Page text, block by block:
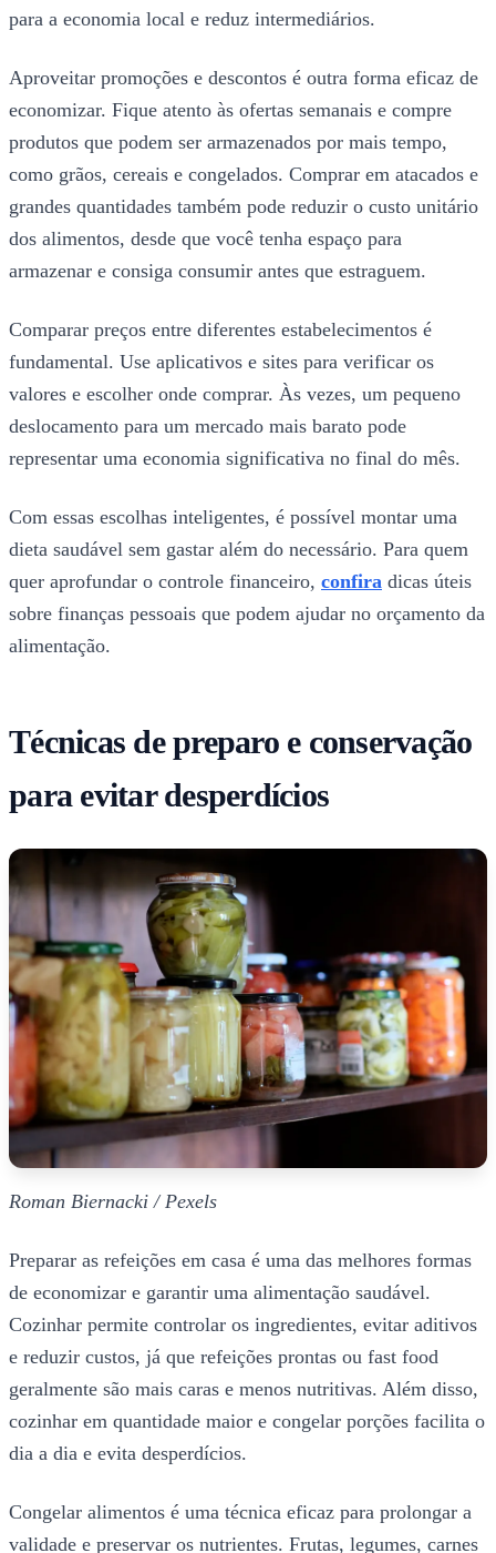
para a economia local e reduz intermediários.
Aproveitar promoções e descontos é outra forma eficaz de
economizar. Fique atento às ofertas semanais e compre
produtos que podem ser armazenados por mais tempo,
como grãos, cereais e congelados. Comprar em atacados e
grandes quantidades também pode reduzir o custo unitário
dos alimentos, desde que você tenha espaço para
armazenar e consiga consumir antes que estraguem.
Comparar preços entre diferentes estabelecimentos é
fundamental. Use aplicativos e sites para verificar os
valores e escolher onde comprar. Às vezes, um pequeno
deslocamento para um mercado mais barato pode
representar uma economia significativa no final do mês.
Com essas escolhas inteligentes, é possível montar uma
dieta saudável sem gastar além do necessário. Para quem
quer aprofundar o controle financeiro, confira dicas úteis
sobre finanças pessoais que podem ajudar no orçamento da
alimentação.
Técnicas de preparo e conservação
para evitar desperdícios
Roman Biernacki / Pexels
Preparar as refeições em casa é uma das melhores formas
de economizar e garantir uma alimentação saudável.
Cozinhar permite controlar os ingredientes, evitar aditivos
e reduzir custos, já que refeições prontas ou fast food
geralmente são mais caras e menos nutritivas. Além disso,
cozinhar em quantidade maior e congelar porções facilita o
dia a dia e evita desperdícios.
Congelar alimentos é uma técnica eficaz para prolongar a
validade e preservar os nutrientes. Frutas, legumes, carnes